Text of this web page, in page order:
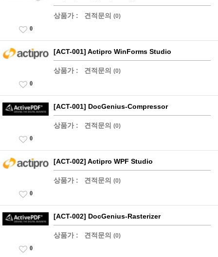
상품가 : 견적문의 (0)
0
[ACT-001] Actipro WinForms Studio
상품가 : 견적문의 (0)
0
[ACT-001] DocGenius-Compressor
상품가 : 견적문의 (0)
0
[ACT-002] Actipro WPF Studio
상품가 : 견적문의 (0)
0
[ACT-002] DocGenius-Rasterizer
상품가 : 견적문의 (0)
0